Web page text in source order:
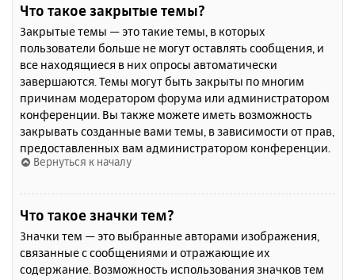
Что такое закрытые темы?
Закрытые темы — это такие темы, в которых
пользователи больше не могут оставлять сообщения, и
все находящиеся в них опросы автоматически
завершаются. Темы могут быть закрыты по многим
причинам модератором форума или администратором
конференции. Вы также можете иметь возможность
закрывать созданные вами темы, в зависимости от прав,
предоставленных вам администратором конференции.
Вернуться к началу
Что такое значки тем?
Значки тем — это выбранные авторами изображения,
связанные с сообщениями и отражающие их
содержание. Возможность использования значков тем